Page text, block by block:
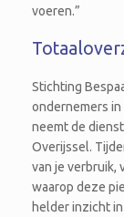
voeren.”
Stichting
ondernemers
neemt de
Overijssel.
van je verbruik,
waarop deze
helder inzicht